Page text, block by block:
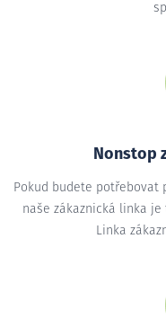
Nonstop
Pokud budete potřebovat
naše zákaznická linka
Linka